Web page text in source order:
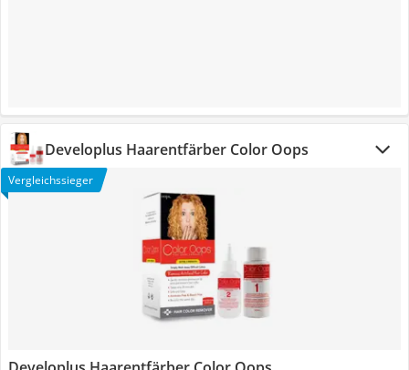
Developlus Haarentfärber Color Oops
Vergleichssieger